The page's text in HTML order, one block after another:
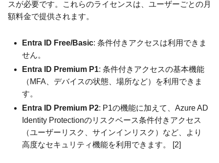
スが必要です。これらのライセンスは、ユーザーごとの月
額料金で提供されます。
Entra ID Free/Basic: 条件付きアクセスは利用できま
せん。
Entra ID Premium P1: 条件付きアクセスの基本機能
（MFA、デバイスの状態、場所など）を利用できま
す。
Entra ID Premium P2: P1の機能に加えて、Azure AD
Identity Protectionのリスクベース条件付きアクセス
（ユーザーリスク、サインインリスク）など、より
高度なセキュリティ機能を利用できます。 [2]